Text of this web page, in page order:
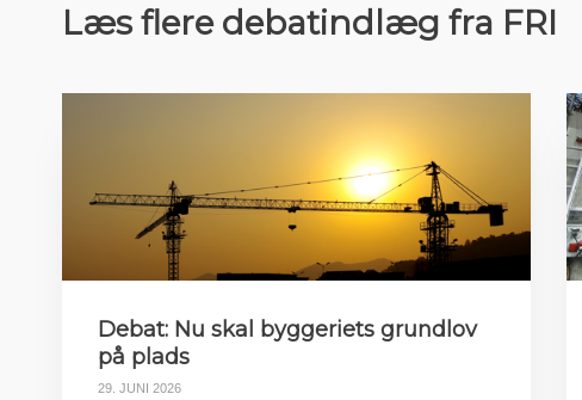
Læs flere debatindlæg fra FRI
Debat: Nu skal byggeriets grundlov
på plads
29. JUNI 2026